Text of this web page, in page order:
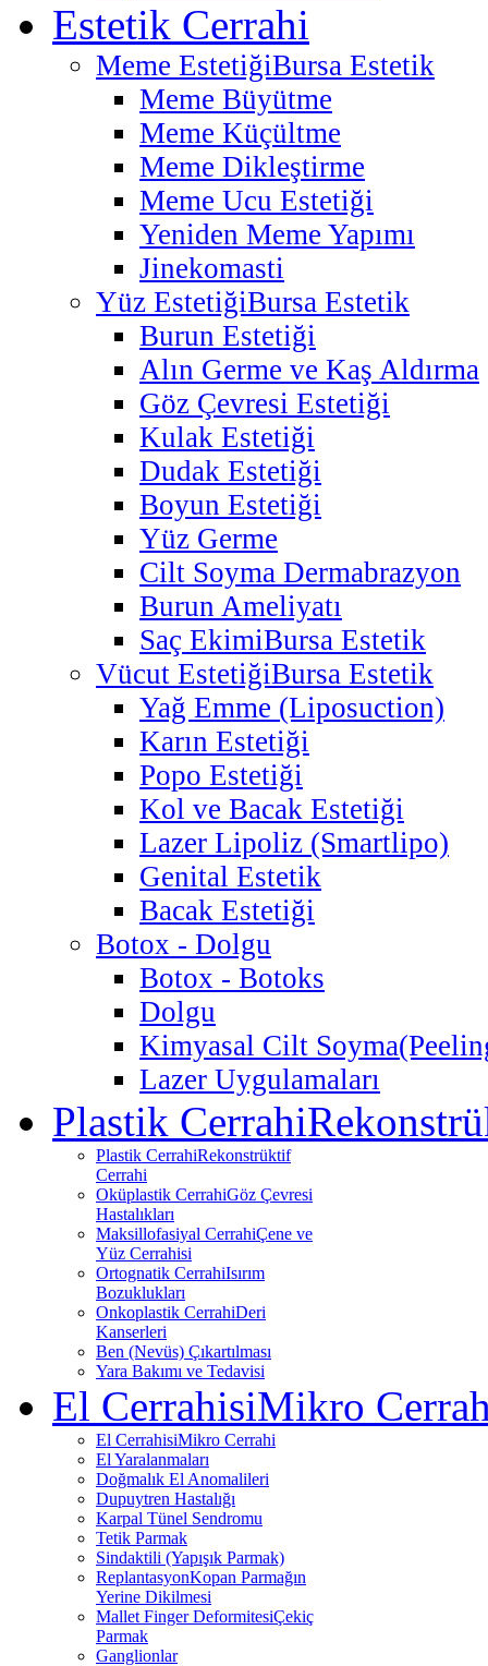
Estetik Cerrahi
Meme EstetiğiBursa Estetik
Meme Büyütme
Meme Küçültme
Meme Dikleştirme
Meme Ucu Estetiği
Yeniden Meme Yapımı
Jinekomasti
Yüz EstetiğiBursa Estetik
Burun Estetiği
Alın Germe ve Kaş Aldırma
Göz Çevresi Estetiği
Kulak Estetiği
Dudak Estetiği
Boyun Estetiği
Yüz Germe
Cilt Soyma Dermabrazyon
Burun Ameliyatı
Saç EkimiBursa Estetik
Vücut EstetiğiBursa Estetik
Yağ Emme (Liposuction)
Karın Estetiği
Popo Estetiği
Kol ve Bacak Estetiği
Lazer Lipoliz (Smartlipo)
Genital Estetik
Bacak Estetiği
Botox - Dolgu
Botox - Botoks
Dolgu
Kimyasal Cilt Soyma
Lazer Uygulamaları
Plastik Cerrahi
Plastik CerrahiRekonstrüktif
Cerrahi
Oküplastik CerrahiGöz Çevresi
Hastalıkları
Maksillofasiyal CerrahiÇene ve
Yüz Cerrahisi
Ortognatik CerrahiIsırım
Bozuklukları
Onkoplastik CerrahiDeri
Kanserleri
Ben (Nevüs) Çıkartılması
Yara Bakımı ve Tedavisi
El CerrahisiMikro
El CerrahisiMikro Cerrahi
El Yaralanmaları
Doğmalık El Anomalileri
Dupuytren Hastalığı
Karpal Tünel Sendromu
Tetik Parmak
Sindaktili (Yapışık Parmak)
ReplantasyonKopan Parmağın
Yerine Dikilmesi
Mallet Finger DeformitesiÇekiç
Parmak
Ganglionlar